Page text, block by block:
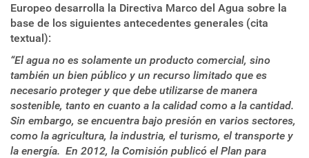
Europeo desarrolla la Directiva Marco del Agua sobre la
base de los siguientes antecedentes generales (cita
textual):
“El agua no es solamente un producto comercial, sino
también un bien público y un recurso limitado que es
necesario proteger y que debe utilizarse de manera
sostenible, tanto en cuanto a la calidad como a la cantidad.
Sin embargo, se encuentra bajo presión en varios sectores,
como la agricultura, la industria, el turismo, el transporte y
la energía. En 2012, la Comisión publicó el Plan para